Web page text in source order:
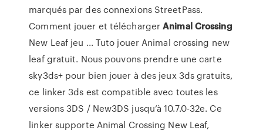
marqués par des connexions StreetPass.
Comment jouer et téléchargerAnimal Crossing
New Leaf jeu ... Tuto jouer Animal crossing new
leaf gratuit. Nous pouvons prendre une carte
sky3ds+ pour bien jouer à des jeux 3ds gratuits,
ce linker 3ds est compatible avec toutes les
versions 3DS / New3DS jusqu’à 10.7.0-32e. Ce
linker supporte Animal Crossing New Leaf,